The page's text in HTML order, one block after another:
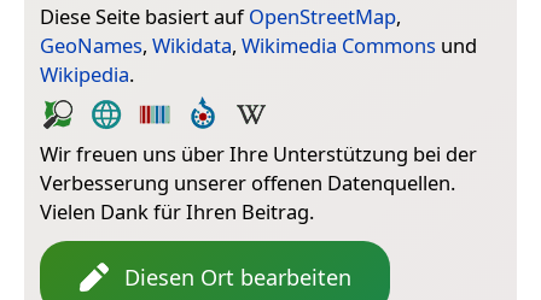
Diese Seite basiert aufOpenStreetMap,
GeoNames, Wikidata, Wikimedia Commons und
Wikipedia.
Wir freuen uns über Ihre Unterstützung bei der
Verbesserung unserer offenen Datenquellen.
Vielen Dank für Ihren Beitrag.
Diesen Ort bearbeiten